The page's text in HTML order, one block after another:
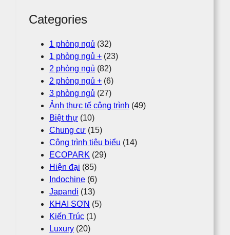
Categories
1 phòng ngủ (32)
1 phòng ngủ + (23)
2 phòng ngủ (82)
2 phòng ngủ + (6)
3 phòng ngủ (27)
Ảnh thực tế công trình (49)
Biệt thự (10)
Chung cư (15)
Công trình tiêu biểu (14)
ECOPARK (29)
Hiện đại (85)
Indochine (6)
Japandi (13)
KHAI SƠN (5)
Kiến Trúc (1)
Luxury (20)